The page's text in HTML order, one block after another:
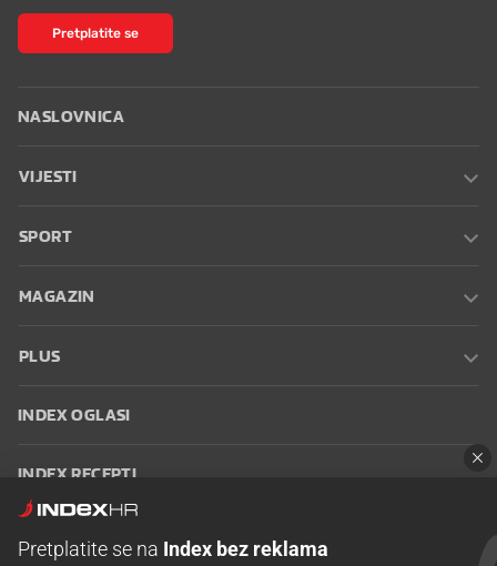
Pretplatite se
NASLOVNICA
VIJESTI
SPORT
MAGAZIN
PLUS
INDEX OGLASI
INDEX RECEPTI
Pretplatite se na Index bez reklama